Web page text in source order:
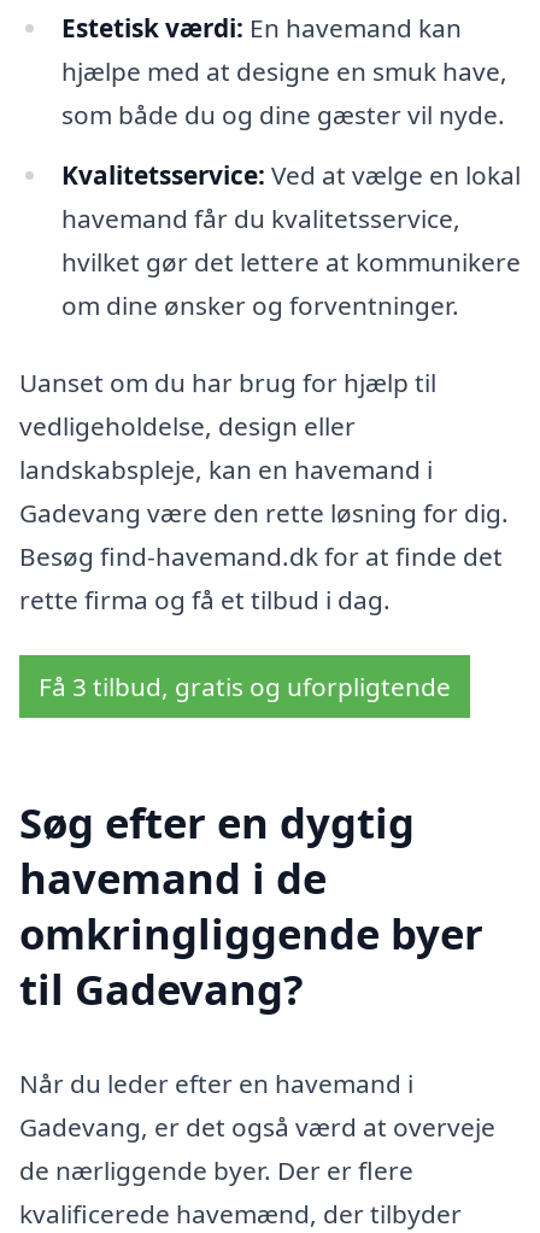
Estetisk værdi: En havemand kan
hjælpe med at designe en smuk have,
som både du og dine gæster vil nyde.
Kvalitetsservice: Ved at vælge en lokal
havemand får du kvalitetsservice,
hvilket gør det lettere at kommunikere
om dine ønsker og forventninger.
Uanset om du har brug for hjælp til
vedligeholdelse, design eller
landskabspleje, kan en havemand i
Gadevang være den rette løsning for dig.
Besøg find-havemand.dk for at finde det
rette firma og få et tilbud i dag.
Få 3 tilbud, gratis og uforpligtende
Søg efter en dygtig
havemand i de
omkringliggende byer
til Gadevang?
Når du leder efter en havemand i
Gadevang, er det også værd at overveje
de nærliggende byer. Der er flere
kvalificerede havemænd, der tilbyder